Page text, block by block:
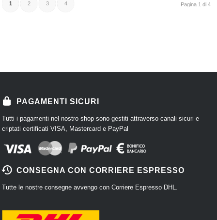
Pagina 1 di 4
1 2 3 4
PAGAMENTI SICURI
Tutti i pagamenti nel nostro shop sono gestiti attraverso canali sicuri e
criptati certificati VISA, Mastercard e PayPal
CONSEGNA CON CORRIERE ESPRESSO
Tutte le nostre consegne avvengo con Corriere Espresso DHL.